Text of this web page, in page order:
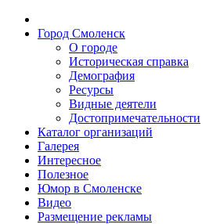
Город Смоленск
О городе
Историческая справка
Демография
Ресурсы
Видные деятели
Достопримечательности
Каталог организаций
Галерея
Интересное
Полезное
Юмор в Смоленске
Видео
Размещение рекламы